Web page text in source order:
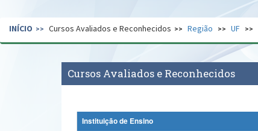
Secretaria de Governo Gabinete de Segurança
INÍCIO Cursos Avaliados e Reconhecidos Região UF
Cursos Avaliados e Reconhecidos
Instituição de Ensino